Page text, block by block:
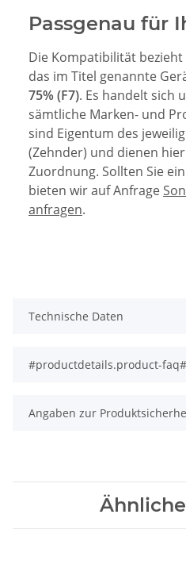
Passgenau für
Die Kompatibilität
das im Titel genannte
75% (F7). Es handelt sich
sämtliche Marken- und
sind Eigentum des
(Zehnder) und dienen
Zuordnung. Sollten Sie
bieten wir auf Anfrage
anfragen.
Technische Daten
#productdetails.product-faq#
Angaben zur